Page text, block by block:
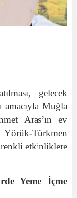
gelecek
amacıyla Muğla
Aras’ın ev
Türkmen
etkinliklere
Yeme İçme